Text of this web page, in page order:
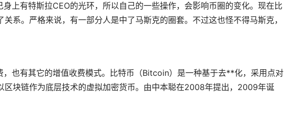
上有特斯拉CEO的光环，所以自己的一些操作，会影响币圈的变化。现在比
系。严格来说，有一部分人是中了马斯克的圈套。不过这也怪不得马斯克，
也有其它的增值收费模式。比特币（Bitcoin）是一种基于去**化，采用点对
区块链作为底层技术的虚拟加密货币。由中本聪在2008年提出，2009年诞